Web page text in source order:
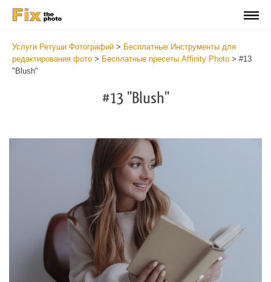
Услуги Ретуши Фотографий > Бесплатные Инструменты для
редактирования фото > Бесплатные пресеты Affinity Photo > #13
"Blush"
#13 "Blush"